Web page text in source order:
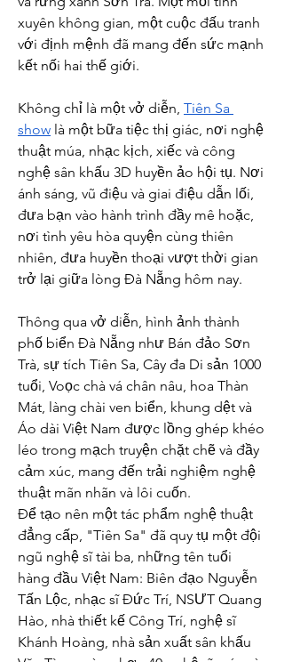
xuyên không gian, một cuộc đấu tranh
với định mệnh đã mang đến sức mạnh
kết nối hai thế giới.
Không chỉ là một vở diễn, Tiên Sa
show là một bữa tiệc thị giác, nơi nghệ
thuật múa, nhạc kịch, xiếc và công
nghệ sân khấu 3D huyền ảo hội tụ. Nơi
ánh sáng, vũ điệu và giai điệu dẫn lối,
đưa bạn vào hành trình đầy mê hoặc,
nơi tình yêu hòa quyện cùng thiên
nhiên, đưa huyền thoại vượt thời gian
trở lại giữa lòng Đà Nẵng hôm nay.
Thông qua vở diễn, hình ảnh thành
phố biển Đà Nẵng như Bán đảo Sơn
Trà, sự tích Tiên Sa, Cây đa Di sản 1000
tuổi, Voọc chà vá chân nâu, hoa Thàn
Mát, làng chài ven biển, khung dệt và
Áo dài Việt Nam được lồng ghép khéo
léo trong mạch truyện chặt chẽ và đầy
cảm xúc, mang đến trải nghiệm nghệ
thuật mãn nhãn và lôi cuốn.
Để tạo nên một tác phẩm nghệ thuật
đẳng cấp, "Tiên Sa" đã quy tụ một đội
ngũ nghệ sĩ tài ba, những tên tuổi
hàng đầu Việt Nam: Biên đạo Nguyễn
Tấn Lộc, nhạc sĩ Đức Trí, NSƯT Quang
Hào, nhà thiết kế Công Trí, nghệ sĩ
Khánh Hoàng, nhà sản xuất sân khấu